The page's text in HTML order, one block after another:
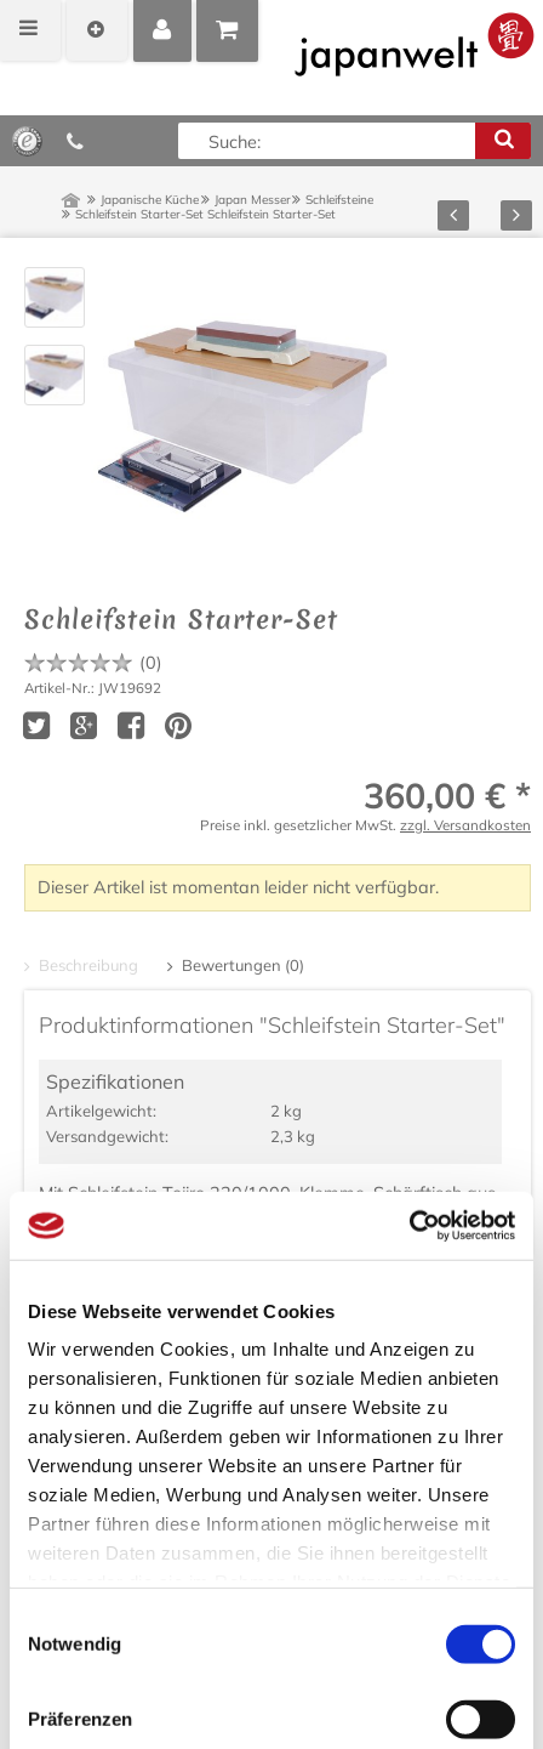
Diese Webseite verwendet Cookies
Wir verwenden Cookies, um Inhalte und Anzeigen zu
personalisieren, Funktionen für soziale Medien anbieten
zu können und die Zugriffe auf unsere Website zu
analysieren. Außerdem geben wir Informationen zu Ihrer
Verwendung unserer Website an unsere Partner für
soziale Medien, Werbung und Analysen weiter. Unsere
Partner führen diese Informationen möglicherweise mit
weiteren Daten zusammen, die Sie ihnen bereitgestellt
Notwendig
Präferenzen
MEIN
POSITIONEN
ANZEIGEN
0,00 €*
Japanische Küche Japan Messer
Schleifsteine
Schleifstein Starter-SetSchleifstein Starter-Set Zurück Vor
Schleifstein Starter-Set
(0)
Artikel-Nr.: JW19692
360,00 € *
Preise inkl. gesetzlicher MwSt. zzgl. Versandkosten
Dieser Artikel ist momentan leider nicht verfügbar.
Beschreibung Bewertungen (0)
Produktinformationen "Schleifstein Starter-Set"
Spezifikationen
Artikel­gewicht:
2 kg
Versand­gewicht:
2,3 kg
Mit Schleifstein Tojiro 220/1000, Klemme, Schärftisch aus
Holz, passendem Behälter aus Plastik, und DVD
Kunden kauften auch:
Zori Y- Tatami-
Sandalen
12,50 € *